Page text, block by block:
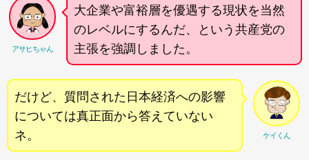
アサヒちゃん
大企業や富裕層を優遇する現状を当然
のレベルにするんだ、という共産党の
主張を強調しました。
ケイくん
だけど、質問された日本経済への影響
については真正面から答えていない
ネ。